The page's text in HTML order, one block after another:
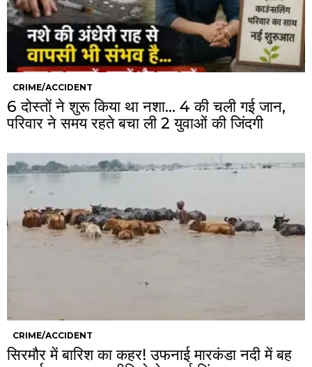
CRIME/ACCIDENT
6 दोस्तों ने शुरू किया था नशा… 4 की चली गई जान,
परिवार ने समय रहते बचा ली 2 युवाओं की जिंदगी
CRIME/ACCIDENT
सिरमौर में बारिश का कहर! उफनाई मारकंडा नदी में बह